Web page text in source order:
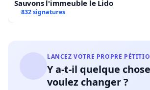
Sauvons l'immeuble le Lido
832 signatures
LANCEZ VOTRE PROPRE
Y a-t-il quelque
voulez changer ?